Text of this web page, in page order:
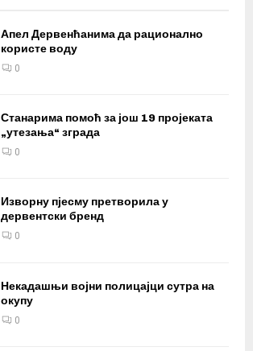
Апел Дервенћанима да рационално
користе воду
0
Станарима помоћ за још 19 пројеката
„утезања“ зграда
0
Изворну пјесму претворила у
дервентски бренд
0
Некадашњи војни полицајци сутра на
окупу
0